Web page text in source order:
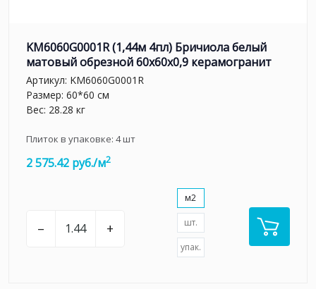
KM6060G0001R (1,44м 4пл) Бричиола белый
матовый обрезной 60x60x0,9 керамогранит
Артикул: KM6060G0001R
Размер: 60*60 см
Вес: 28.28 кг
Плиток в упаковке: 4шт
2 575.42 руб./м2
– +
м2
шт.
упак.